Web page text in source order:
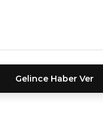
Gelince Haber Ver